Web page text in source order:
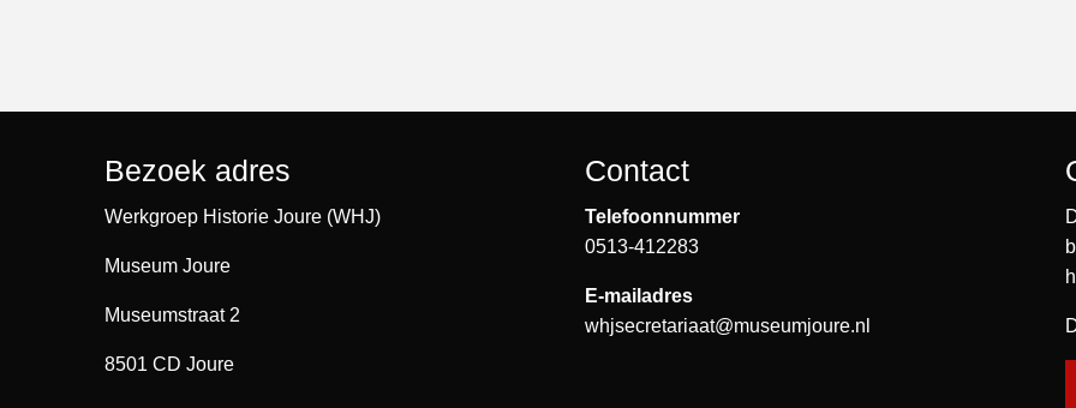
Bezoek adres
Werkgroep Historie Joure (WHJ)
Museum Joure
Museumstraat 2
8501 CD Joure
Contact
Telefoonnummer
0513-412283
E-mailadres
whjsecretariaat@museumjoure.nl